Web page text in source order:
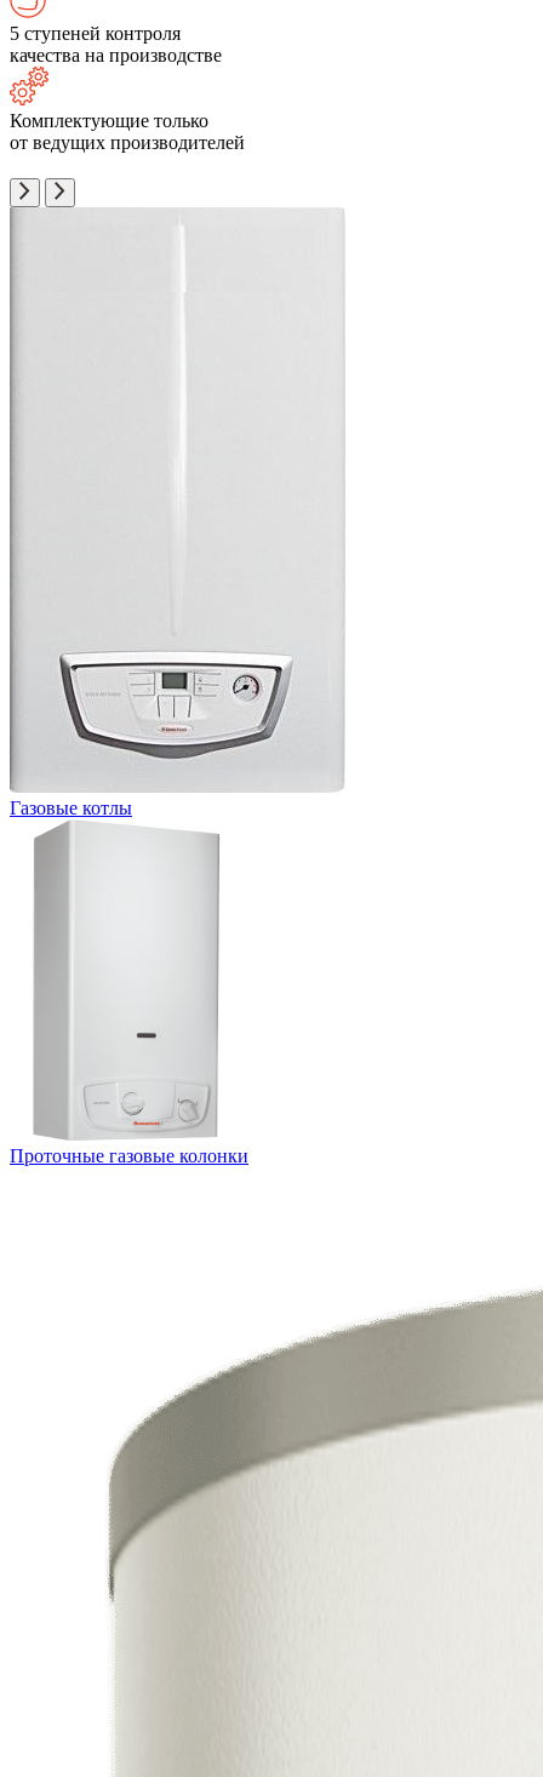
5 ступеней контроля
качества на производстве
Комплектующие только
от ведущих производителей
Газовые котлы
Проточные газовые колонки